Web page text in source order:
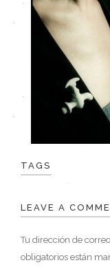
TAGS
LEAVE A
Tu dirección de
obligatorios están